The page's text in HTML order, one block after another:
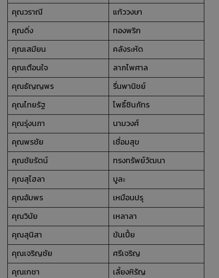
คุณวราณี แก้ววงษา
คุณดิ่ง ทองพริก
คุณเสมียน คลังระหัด
คุณเตือนใจ ลาภไพศาล
คุณธัญญพร รื่นพานิชย์
คุณไทยรัฐ โพธิ์ชินภัทร
คุณรุ่งนภา นามวงศ์
คุณพรชัย เชื่อมสุข
คุณชัยรัตน์ ทรงทรัพย์วัฒนา
คุณสุไฮลา บูละ
คุณอัมพร เหมือนปรุ
คุณวินัย เหลาลา
คุณสุนิสา ขันเปี้ย
คุณเจริญชัย ศรีเจริญ
คุณเกชา เลี้ยงหิรัญ